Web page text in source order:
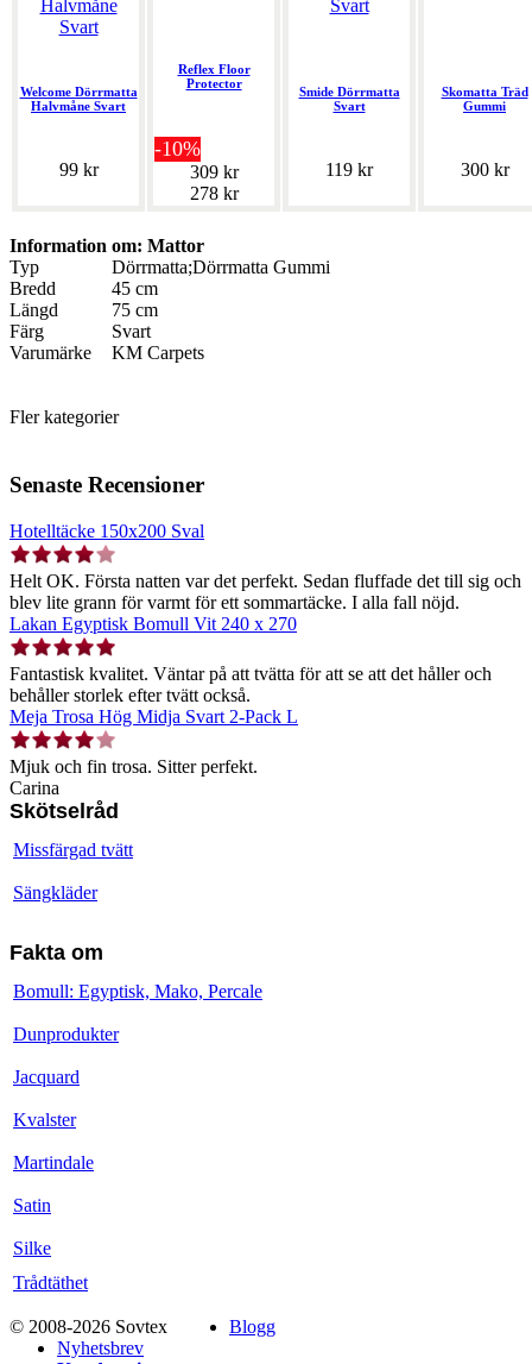
Welcome Dörrmatta
Halvmåne Svart
99 kr
Reflex Floor
Protector
-10%
309 kr
278 kr
Smide Dörrmatta
Svart
119 kr
Skomatta Träd
Gummi
300 kr
Information om: Mattor
Typ
Dörrmatta;Dörrmatta Gummi
Bredd
45 cm
Längd
75 cm
Färg
Svart
Varumärke
KM Carpets
Fler kategorier
Senaste Recensioner
Hotelltäcke 150x200 Sval
Helt OK. Första natten var det perfekt. Sedan fluffade det till sig och
blev lite grann för varmt för ett sommartäcke. I alla fall nöjd.
Lakan Egyptisk Bomull Vit 240 x 270
Fantastisk kvalitet. Väntar på att tvätta för att se att det håller och
behåller storlek efter tvätt också.
Meja Trosa Hög Midja Svart 2-Pack L
Mjuk och fin trosa. Sitter perfekt.
Carina
Skötselråd
Missfärgad tvätt
Sängkläder
Fakta om
Bomull: Egyptisk, Mako, Percale
Dunprodukter
Jacquard
Kvalster
Martindale
Satin
Silke
Trådtäthet
© 2008-2026 Sovtex
Blogg
Nyhetsbrev